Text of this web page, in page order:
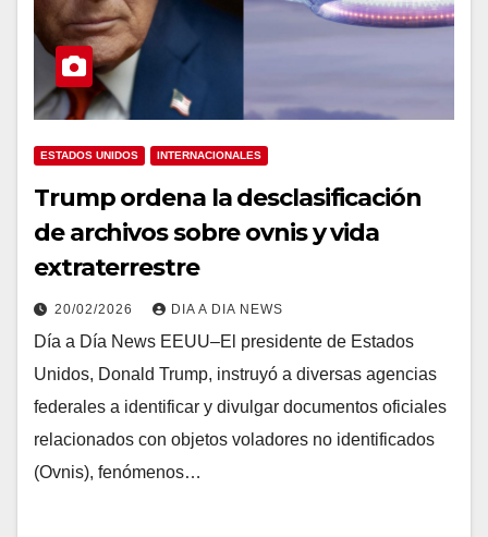
ESTADOS UNIDOS INTERNACIONALES
Trump ordena la desclasificación
de archivos sobre ovnis y vida
extraterrestre
20/02/2026 DIA A DIA NEWS
Día a Día News EEUU–El presidente de Estados
Unidos, Donald Trump, instruyó a diversas agencias
federales a identificar y divulgar documentos oficiales
relacionados con objetos voladores no identificados
(Ovnis), fenómenos…